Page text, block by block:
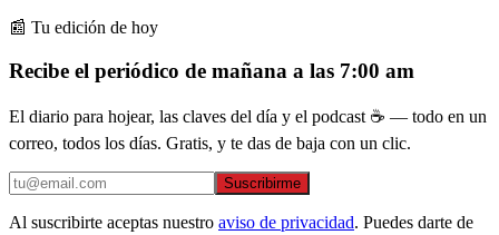
📰 Tu edición de hoy
Recibe el periódico de mañana a las 7:00 am
El diario para hojear, las claves del día y el podcast ☕ — todo en un
correo, todos los días. Gratis, y te das de baja con un clic.
Suscribirme
Al suscribirte aceptas nuestro aviso de privacidad. Puedes darte de